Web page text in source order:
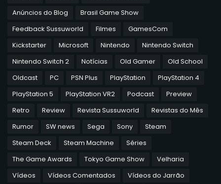
Anúncios do Blog
Brasil Game Show
Feedback Sussuworld
Filmes
GamesCom
Kickstarter
Microsoft Nintendo
Nintendo Switch
Nintendo Switch 2
Notícias Old Gamer
Old School
Oldcast
PC PSN Plus PlayStation
PlayStation 4
PlayStation 5
PlayStation VR2 Podcast
Preview
Retro
Review Revista Sussuworld
Revistas do Mês
Rumor
SW news Sega Sony
Steam
Steam Deck
Steam Machine
Séries
The Game Awards
Tokyo Game Show
Velharia
Vídeos
Vídeos Comentados
Vídeos do Jarrão